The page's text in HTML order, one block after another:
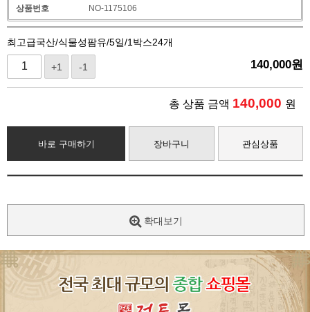
상품번호 NO-1175106
최고급국산/식물성팜유/5일/1박스24개
+1 -1 140,000원
총 상품 금액 140,000 원
바로 구매하기 장바구니 관심상품
확대보기